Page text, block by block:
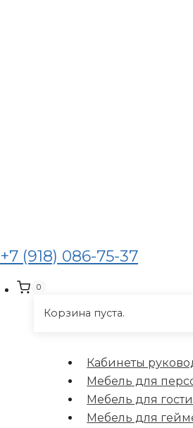
+7 (918) 086-75-37
0
Корзина пуста.
Кабинеты
Мебель для
Мебель для
Мебель для